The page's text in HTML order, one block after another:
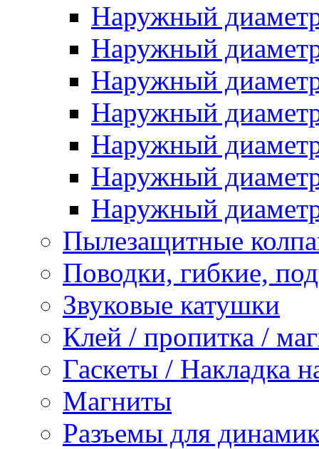
Наружный
Наружный
Наружный
Наружный
Наружный
Наружный
Наружный
Пылезащитные
Поводки, гибкие,
Звуковые катушки
Клей / пропитка /
Гаскеты / Накладка
Магниты
Разъемы для